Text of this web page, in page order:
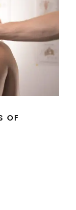
OF